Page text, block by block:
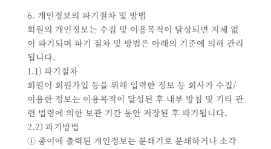
6. 개인정보의 파기절차 및 방법
회원의 개인정보는 수집 및 이용목적이 달성되면 지체 없
이 파기되며 파기 절차 및 방법은 아래의 기준에 의해 관리
됩니다.
1.1) 파기절차
회원이 회원가입 등을 위해 입력한 정보 등 회사가 수집/
이용한 정보는 이용목적이 달성된 후 내부 방침 및 기타 관
련 법령에 의한 보관 기간 동안 저장된 후 파기됩니다.
2.2) 파기방법
① 종이에 출력된 개인정보는 분쇄기로 분쇄하거나 소각